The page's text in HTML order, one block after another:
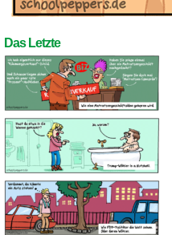
Das Letzte